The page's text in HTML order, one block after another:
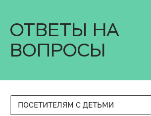
ОТВЕТЫ НА
ВОПРОСЫ
ПОСЕТИТЕЛЯМ С ДЕТЬМИ